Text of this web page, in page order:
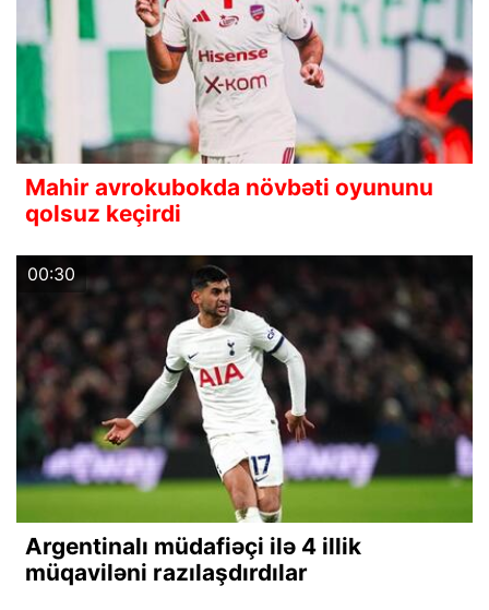
Mahir avrokubokda növbəti oyununu
qolsuz keçirdi
00:30
Argentinalı müdafiəçi ilə 4 illik
müqaviləni razılaşdırdılar